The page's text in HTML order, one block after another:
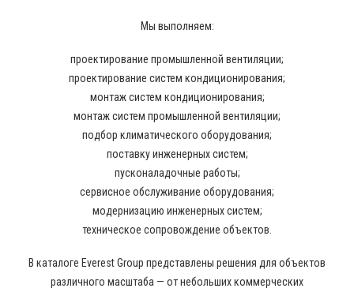
Мы выполняем:
проектирование промышленной вентиляции;
проектирование систем кондиционирования;
монтаж систем кондиционирования;
монтаж систем промышленной вентиляции;
подбор климатического оборудования;
поставку инженерных систем;
пусконаладочные работы;
сервисное обслуживание оборудования;
модернизацию инженерных систем;
техническое сопровождение объектов.
В каталоге Everest Group представлены решения для объектов
различного масштаба — от небольших коммерческих